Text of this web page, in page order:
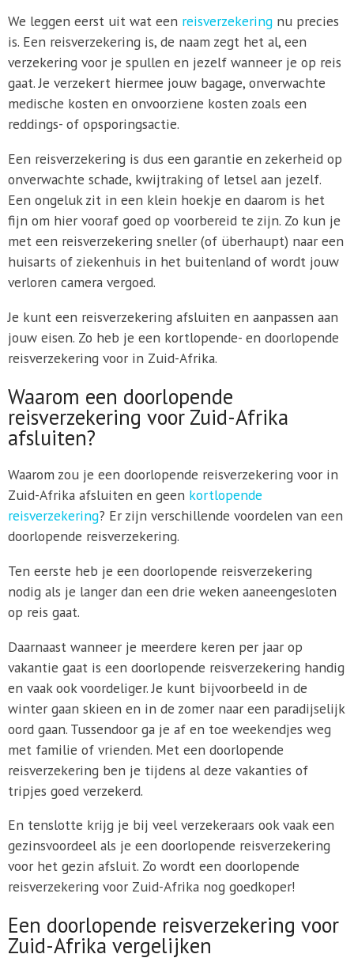
We leggen eerst uit wat een reisverzekeringnu precies
is. Een reisverzekering is, de naam zegt het al, een
verzekering voor je spullen en jezelf wanneer je op reis
gaat. Je verzekert hiermee jouw bagage, onverwachte
medische kosten en onvoorziene kosten zoals een
reddings- of opsporingsactie.
Een reisverzekering is dus een garantie en zekerheid op
onverwachte schade, kwijtraking of letsel aan jezelf.
Een ongeluk zit in een klein hoekje en daarom is het
fijn om hier vooraf goed op voorbereid te zijn. Zo kun je
met een reisverzekering sneller (of überhaupt) naar een
huisarts of ziekenhuis in het buitenland of wordt jouw
verloren camera vergoed.
Je kunt een reisverzekering afsluiten en aanpassen aan
jouw eisen. Zo heb je een kortlopende- en doorlopende
reisverzekering voor in Zuid-Afrika.
Waarom een doorlopende
reisverzekering voor Zuid-Afrika
afsluiten?
Waarom zou je een doorlopende reisverzekering voor in
Zuid-Afrika afsluiten en geen kortlopende
reisverzekering? Er zijn verschillende voordelen van een
doorlopende reisverzekering.
Ten eerste heb je een doorlopende reisverzekering
nodig als je langer dan een drie weken aaneengesloten
op reis gaat.
Daarnaast wanneer je meerdere keren per jaar op
vakantie gaat is een doorlopende reisverzekering handig
en vaak ook voordeliger. Je kunt bijvoorbeeld in de
winter gaan skieen en in de zomer naar een paradijselijk
oord gaan. Tussendoor ga je af en toe weekendjes weg
met familie of vrienden. Met een doorlopende
reisverzekering ben je tijdens al deze vakanties of
tripjes goed verzekerd.
En tenslotte krijg je bij veel verzekeraars ook vaak een
gezinsvoordeel als je een doorlopende reisverzekering
voor het gezin afsluit. Zo wordt een doorlopende
reisverzekering voor Zuid-Afrika nog goedkoper!
Een doorlopende reisverzekering voor
Zuid-Afrika vergelijken